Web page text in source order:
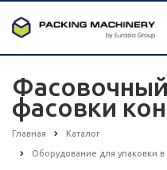
фасовки
Главная Каталог
Оборудование для упаковки